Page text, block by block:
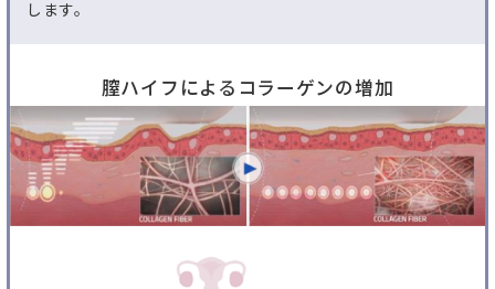
します。
膣ハイフによるコラーゲンの増加